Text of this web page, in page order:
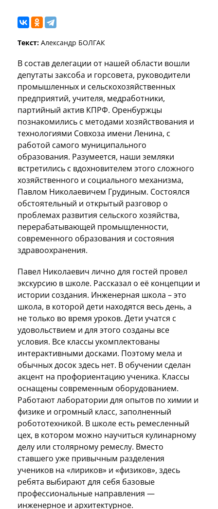
Текст: Александр БОЛГАК
В состав делегации от нашей области вошли
депутаты заксоба и горсовета, руководители
промышленных и сельскохозяйственных
предприятий, учителя, медработники,
партийный актив КПРФ. Оренбуржцы
познакомились с методами хозяйствования и
технологиями Совхоза имени Ленина, с
работой самого муниципального
образования. Разумеется, наши земляки
встретились с вдохновителем этого сложного
хозяйственного и социального механизма,
Павлом Николаевичем Грудиным. Состоялся
обстоятельный и открытый разговор о
проблемах развития сельского хозяйства,
перерабатывающей промыщленности,
современного образования и состояния
здравоохранения.
Павел Николаевич лично для гостей провел
экскурсию в школе. Рассказал о её концепции и
истории создания. Инженерная школа – это
школа, в которой дети находятся весь день, а
не только во время уроков. Дети учатся с
удовольствием и для этого созданы все
условия. Все классы укомплектованы
интерактивными досками. Поэтому мела и
обычных досок здесь нет. В обучении сделан
акцент на профориентацию ученика. Классы
оснащены современным оборудованием.
Работают лаборатории для опытов по химии и
физике и огромный класс, заполненный
робототехникой. В школе есть ремесленный
цех, в котором можно научиться кулинарному
делу или столярному ремеслу. Вместо
ставшего уже привычным разделения
учеников на «лириков» и «физиков», здесь
ребята выбирают для себя базовые
профессиональные направления —
инженерное и архитектурное.